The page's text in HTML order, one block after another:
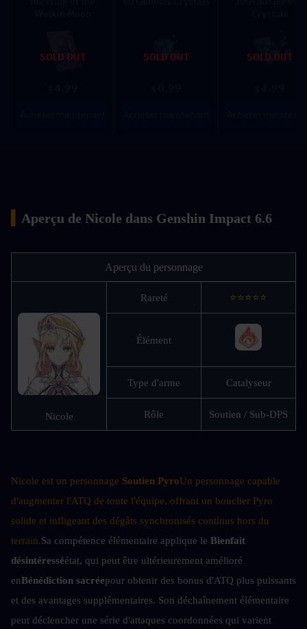
SOLD OUT SOLD OUT SOLD OUT
Aperçu de Nicole dans Genshin Impact 6.6
Aperçu du personnage
Nicole
Rareté ⭐⭐⭐⭐⭐
Élément
Type d'arme Catalyseur
Rôle Soutien / Sub-DPS
Nicole est un personnage Soutien PyroUn personnage capable
d'augmenter l'ATQ de toute l'équipe, offrant un bouclier Pyro
solide et infligeant des dégâts synchronisés continus hors du
terrain.Sa compétence élémentaire applique le Bienfait
désintéresséétat, qui peut être ultérieurement amélioré
enBénédiction sacréepour obtenir des bonus d'ATQ plus puissants
et des avantages supplémentaires. Son déchaînement élémentaire
peut déclencher une série d'attaques coordonnées qui varient